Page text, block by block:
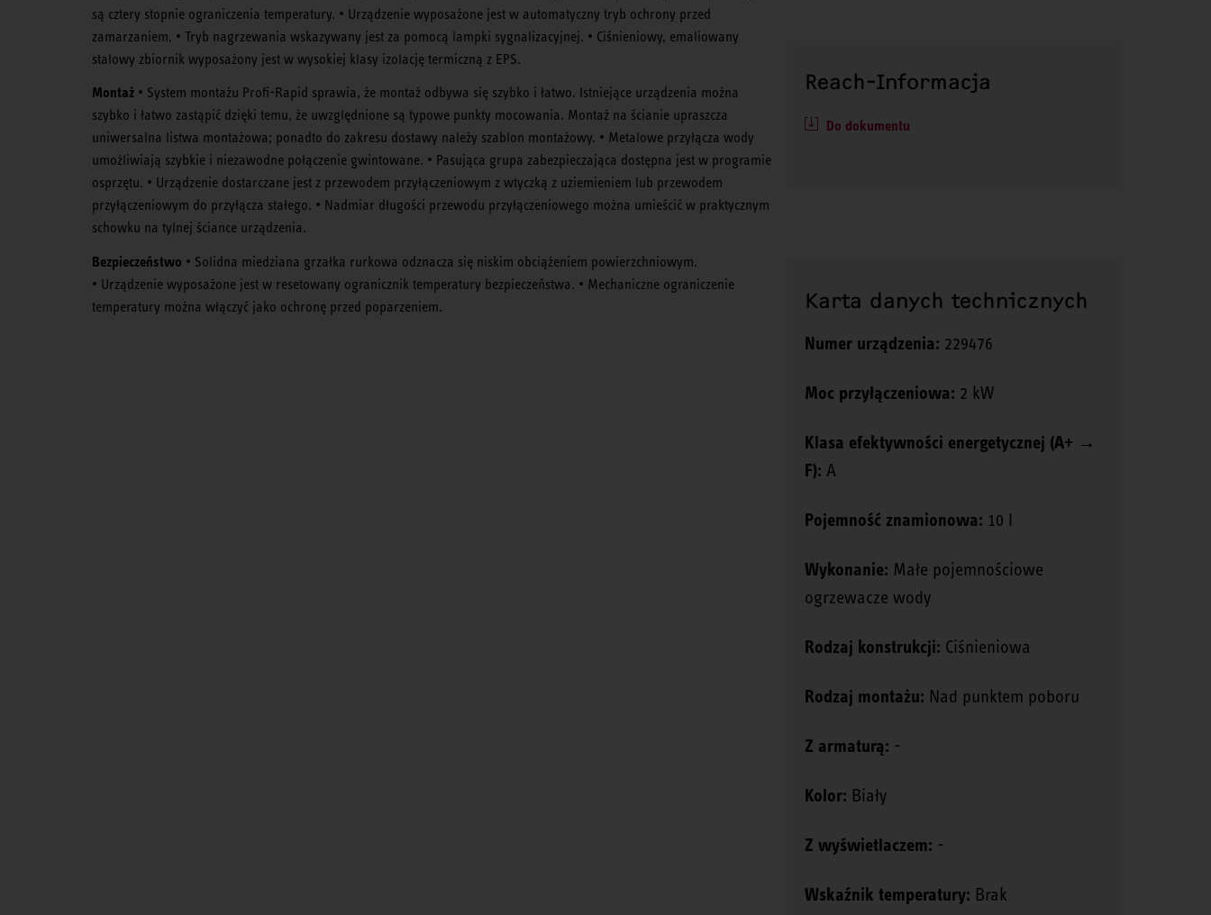
są cztery stopnie ograniczenia temperatury. • Urządzenie wyposażone jest w automatyczny tryb ochrony przed
zamarzaniem. • Tryb nagrzewania wskazywany jest za pomocą lampki sygnalizacyjnej. • Ciśnieniowy, emaliowany
stalowy zbiornik wyposażony jest w wysokiej klasy izolację termiczną z EPS.
Montaż • System montażu Profi-Rapid sprawia, że montaż odbywa się szybko i łatwo. Istniejące urządzenia można
szybko i łatwo zastąpić dzięki temu, że uwzględnione są typowe punkty mocowania. Montaż na ścianie upraszcza
uniwersalna listwa montażowa; ponadto do zakresu dostawy należy szablon montażowy. • Metalowe przyłącza wody
umożliwiają szybkie i niezawodne połączenie gwintowane. • Pasująca grupa zabezpieczająca dostępna jest w programie
osprzętu. • Urządzenie dostarczane jest z przewodem przyłączeniowym z wtyczką z uziemieniem lub przewodem
przyłączeniowym do przyłącza stałego. • Nadmiar długości przewodu przyłączeniowego można umieścić w praktycznym
schowku na tylnej ściance urządzenia.
Bezpieczeństwo • Solidna miedziana grzałka rurkowa odznacza się niskim obciążeniem powierzchniowym.
• Urządzenie wyposażone jest w resetowany ogranicznik temperatury bezpieczeństwa. • Mechaniczne ograniczenie
temperatury można włączyć jako ochronę przed poparzeniem.
Reach-Informacja
Do dokumentu
Karta danych technicznych
Numer urządzenia: 229476
Moc przyłączeniowa: 2 kW
Klasa efektywności energetycznej (A+ →
F): A
Pojemność znamionowa: 10 l
Wykonanie: Małe pojemnościowe
ogrzewacze wody
Rodzaj konstrukcji: Ciśnieniowa
Rodzaj montażu: Nad punktem poboru
Z armaturą: -
Kolor: Biały
Z wyświetlaczem: -
Wskaźnik temperatury: Brak